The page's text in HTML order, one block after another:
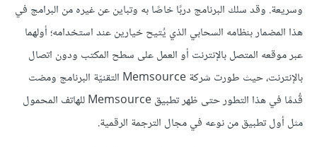
وسريعة. وقد سلك البرنامج دربًا خاصًا به وتباين عن غيره من البرامج في
هذا المضمار بنظامه السحابي الذي يُتيح خيارين عند استخدامه؛ أولهما
عبر موقعه المتصل بالإنترنت أو العمل على سطح المكتب ودون اتصال
بالإنترنت، حيث طورت شركة Memsource التقنيّة البرنامج ومضت
قُدمًا في هذا التطور حتى ظهر تطبيق Memsource للهاتف المحمول
مثل أول تطبيق من نوعه في مجال الترجمة الرقمية.